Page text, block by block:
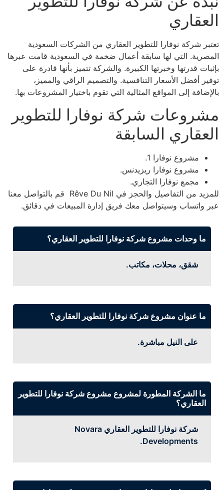
العقاري
تعتبر شركة نوفارا للتطوير العقاري من الشركات السعودية
المصرية. التي لها سابقة أعمال ضخمة في السعودية قامت عبرها
بإثبات قدرتها وخبرتها الكبيرة. والشركة تتميز بأنها قادرة على
توفير أفضل الأسعار التنافسية. والتصميم الراقي والمميز،
بالإضافة إلى المواقع المثالية التي تقوم باختيار المشروعات بها.
مشروعات شركة نوفارا للتطوير
العقاري السابقة
مشروع نوفارا 1.
مشروع نوفارا ريزيدنس.
مجمع نوفارا التجاري.
للمزيد من التفاصيل والحجز في Rêve Du Nil قم بالتواصل معنا
عبر واتساب وسيتواصل معك فريق إدارة المبيعات في دقائق.
ما وحدات مشروع شركة نوفارا للتطوير العقاري؟
شقق، محلات، مكاتب.
ما عنوان مشروع شركة نوفارا للتطوير العقاري؟
على النيل مباشرة.
ما الشركة المطورة لمشروع مشروع شركة نوفارا للتطوير
العقاري؟
شركة نوفارا للتطوير العقاري Novara
Developments.